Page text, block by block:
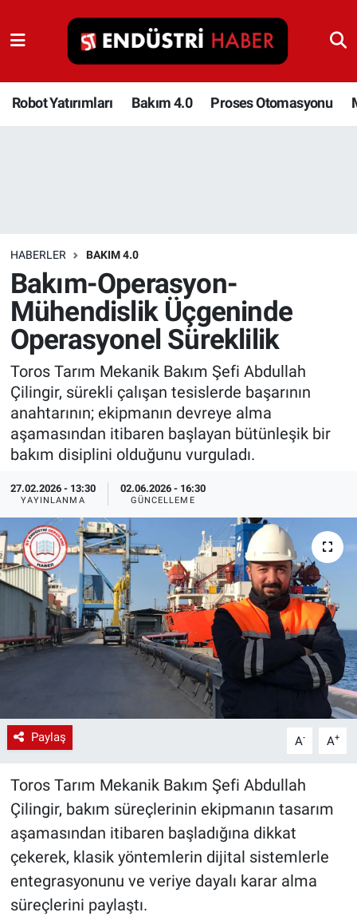
Robot Yatırımları Bakım 4.0 Proses Otomasyonu
HABERLER BAKIM 4.0
Bakım-Operasyon-
Mühendislik Üçgeninde
Operasyonel Süreklilik
Toros Tarım Mekanik Bakım Şefi Abdullah
Çilingir, sürekli çalışan tesislerde başarının
anahtarının; ekipmanın devreye alma
aşamasından itibaren başlayan bütünleşik bir
bakım disiplini olduğunu vurguladı.
27.02.2026 - 13:30
YAYINLANMA
02.06.2026 - 16:30
GÜNCELLEME
Paylaş A- A+
Toros Tarım Mekanik Bakım Şefi Abdullah
Çilingir, bakım süreçlerinin ekipmanın tasarım
aşamasından itibaren başladığına dikkat
çekerek, klasik yöntemlerin dijital sistemlerle
entegrasyonunu ve veriye dayalı karar alma
süreçlerini paylaştı.
Robot Yatırımları
Bakım 4.0
İnşaat ve Malzeme
HaberOrtak
EndüstriST
Enerjisini Üreten Fabrikalar
Endüstri 4.0 Uygulamaları
Ağır Sanayi Çözümleri